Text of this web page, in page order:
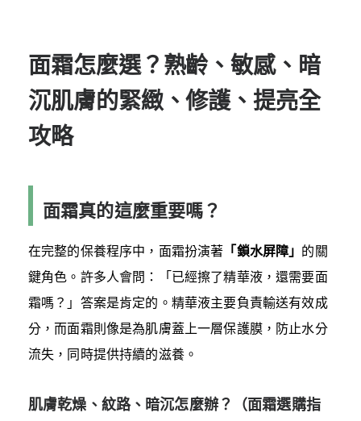
面霜怎麼選？熟齡、敏感、暗
沉肌膚的緊緻、修護、提亮全
攻略
面霜真的這麼重要嗎？
在完整的保養程序中，面霜扮演著 「鎖水屏障」 的關
鍵角色。許多人會問：「已經擦了精華液，還需要面
霜嗎？」答案是肯定的。精華液主要負責輸送有效成
分，而面霜則像是為肌膚蓋上一層保護膜，防止水分
流失，同時提供持續的滋養。
肌膚乾燥、紋路、暗沉怎麼辦？（面霜選購指